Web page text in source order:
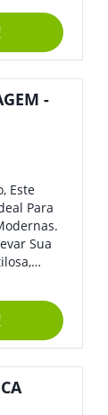
E
De
É O
E
-
Este
Para
Sua
Ou Até